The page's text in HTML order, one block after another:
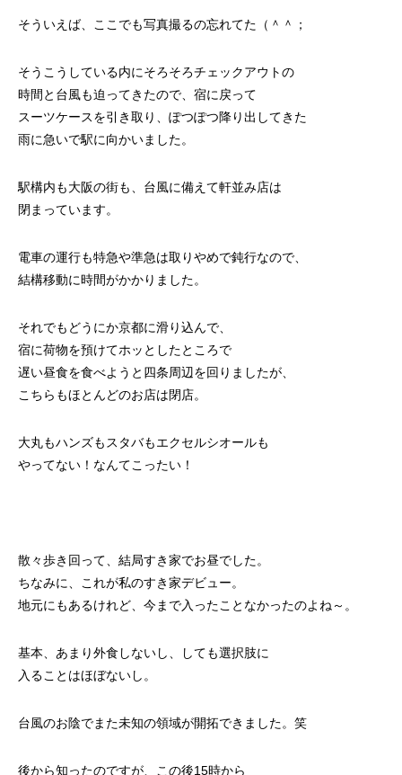
そういえば、ここでも写真撮るの忘れてた（＾＾；
そうこうしている内にそろそろチェックアウトの
時間と台風も迫ってきたので、宿に戻って
スーツケースを引き取り、ぽつぽつ降り出してきた
雨に急いで駅に向かいました。
駅構内も大阪の街も、台風に備えて軒並み店は
閉まっています。
電車の運行も特急や準急は取りやめで鈍行なので、
結構移動に時間がかかりました。
それでもどうにか京都に滑り込んで、
宿に荷物を預けてホッとしたところで
遅い昼食を食べようと四条周辺を回りましたが、
こちらもほとんどのお店は閉店。
大丸もハンズもスタバもエクセルシオールも
やってない！なんてこったい！
散々歩き回って、結局すき家でお昼でした。
ちなみに、これが私のすき家デビュー。
地元にもあるけれど、今まで入ったことなかったのよね～。
基本、あまり外食しないし、しても選択肢に
入ることはほぼないし。
台風のお陰でまた未知の領域が開拓できました。笑
後から知ったのですが、この後15時から